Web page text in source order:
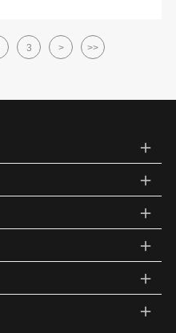
3 > >>
＋
＋
＋
＋
＋
＋